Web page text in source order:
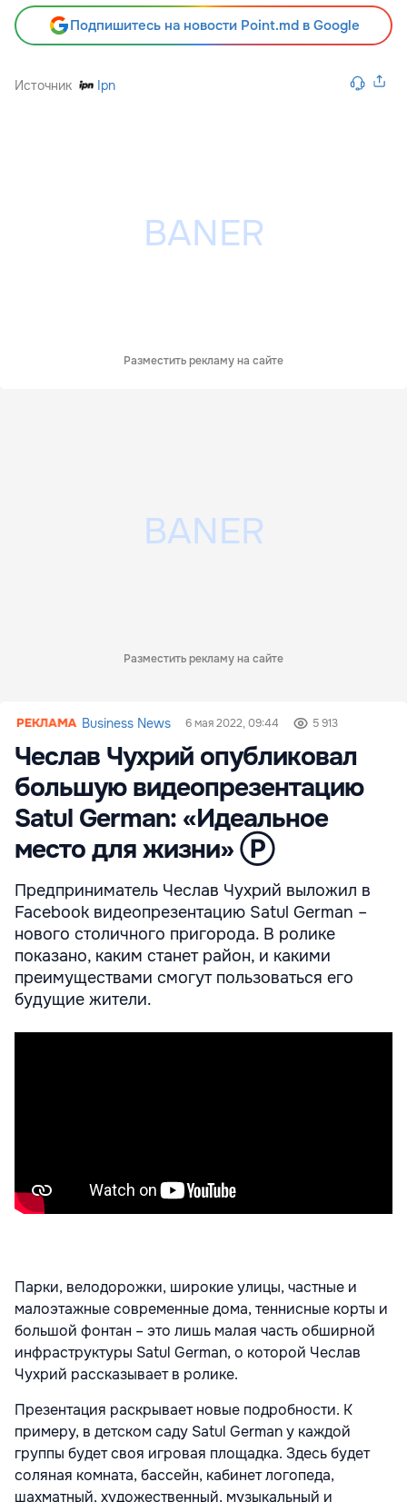
Подпишитесь на новости Point.md в Google
Источник Ipn
Разместить рекламу на сайте
Разместить рекламу на сайте
Business News 6 мая 2022, 09:44 5 913
Чеслав Чухрий опубликовал
большую видеопрезентацию
Satul German: «Идеальное
место для жизни» Ⓟ
Предприниматель Чеслав Чухрий выложил в
Facebook видеопрезентацию Satul German –
нового столичного пригорода. В ролике
показано, каким станет район, и какими
преимуществами смогут пользоваться его
будущие жители.
Парки, велодорожки, широкие улицы, частные и
малоэтажные современные дома, теннисные корты и
большой фонтан – это лишь малая часть обширной
инфраструктуры Satul German, о которой Чеслав
Чухрий рассказывает в ролике.
Презентация раскрывает новые подробности. К
примеру, в детском саду Satul German у каждой
группы будет своя игровая площадка. Здесь будет
соляная комната, бассейн, кабинет логопеда,
шахматный, художественный, музыкальный и